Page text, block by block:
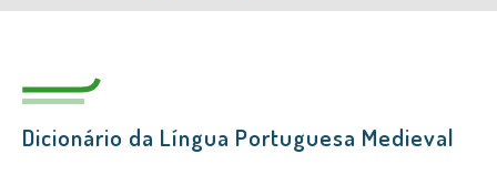
CLUNL
Dicionário da Língua Portuguesa Medieval